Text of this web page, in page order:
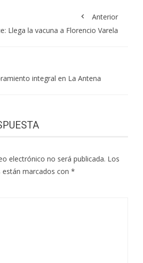
Anterior
Llega la vacuna a Florencio Varela
integral en La Antena
electrónico no será publicada. Los
marcados con *